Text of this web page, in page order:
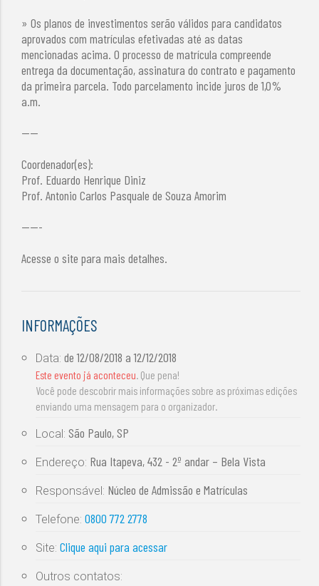
» Os planos de investimentos serão válidos para candidatos
aprovados com matrículas efetivadas até as datas
mencionadas acima. O processo de matrícula compreende
entrega da documentação, assinatura do contrato e pagamento
da primeira parcela. Todo parcelamento incide juros de 1,0%
a.m.
----
Coordenador(es):
Prof. Eduardo Henrique Diniz
Prof. Antonio Carlos Pasquale de Souza Amorim
-----
Acesse o site para mais detalhes.
INFORMAÇÕES
Data:de12/08/2018 a12/12/2018
Este evento já aconteceu. Que pena!
Você pode descobrir mais informações sobre as próximas edições
enviando uma mensagem para o organizador.
Local: São Paulo, SP
Endereço: Rua Itapeva, 432 - 2º andar – Bela Vista
Responsável: Núcleo de Admissão e Matrículas
Telefone:0800 772 2778
Site:Clique aqui para acessar
Outros contatos: